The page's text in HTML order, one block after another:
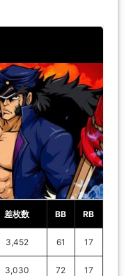
差枚数 BB RB
3,452 61 17
3,030 72 17